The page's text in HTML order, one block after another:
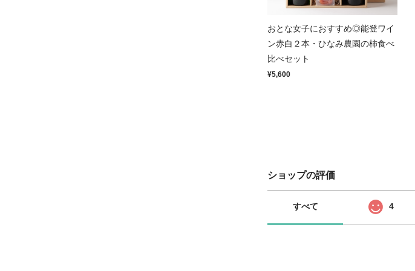
おとな女子におすすめ◎能登ワイ
ン赤白２本・ひなみ農園の柿食べ
比べセット
¥5,600
ショップの評価
すべて 4